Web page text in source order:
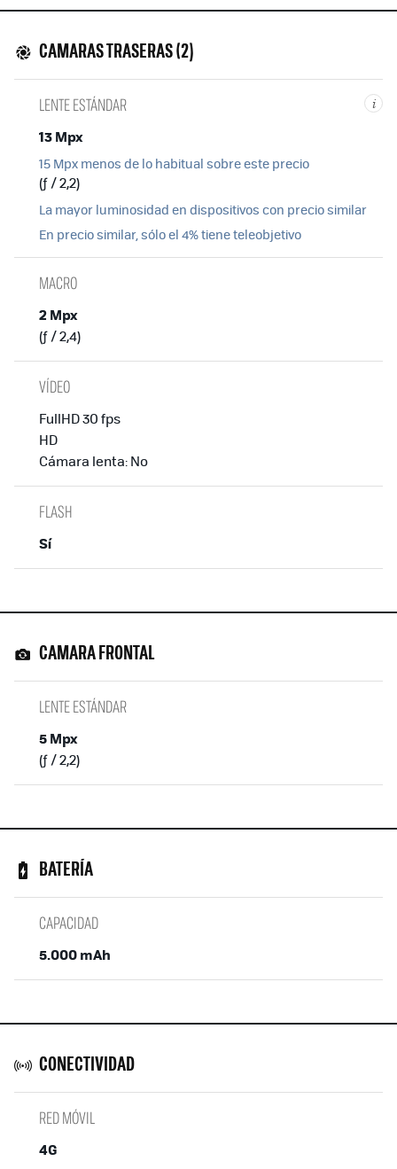
CAMARAS TRASERAS (2)
i
LENTE ESTÁNDAR
13 Mpx
15 Mpx menos de lo habitual sobre este precio
(ƒ / 2,2)
La mayor luminosidad en dispositivos con precio similar
En precio similar, sólo el 4% tiene teleobjetivo
MACRO
2 Mpx
(ƒ / 2,4)
VÍDEO
FullHD 30 fps
HD
Cámara lenta: No
FLASH
Sí
CAMARA FRONTAL
LENTE ESTÁNDAR
5 Mpx
(ƒ / 2,2)
BATERÍA
CAPACIDAD
5.000 mAh
CONECTIVIDAD
RED MÓVIL
4G